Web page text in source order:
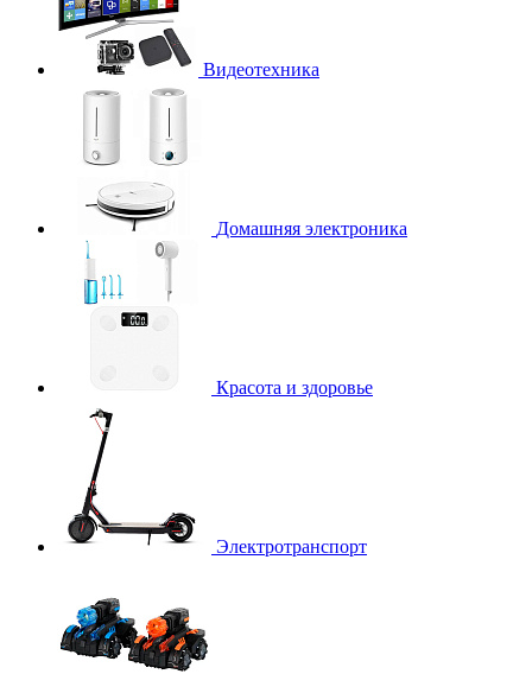
Видеотехника
Домашняя электроника
Красота и здоровье
Электротранспорт